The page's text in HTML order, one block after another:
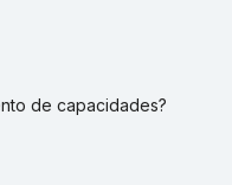
de capacidades?